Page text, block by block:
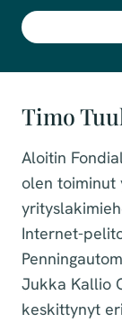
Timo
Aloitin
olen toiminut
Internet-
Jukka Kallio
keskittynyt